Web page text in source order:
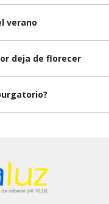
verano
deja de florecer